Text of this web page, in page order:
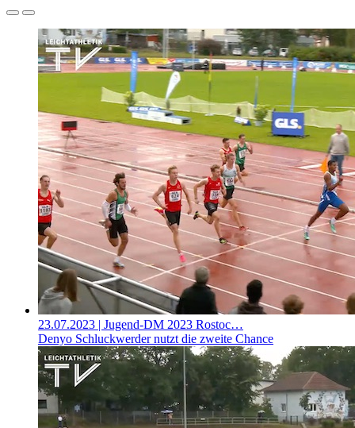
23.07.2023 | Jugend-DM 2023 Rostoc…
Denyo Schluckwerder nutzt die zweite Chance